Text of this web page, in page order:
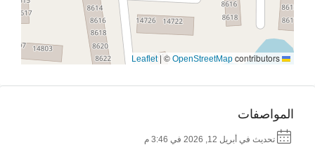
|© OpenStreetMap contributors
المواصفات
تحديث في أبريل 12, 2026 في 3:46 م